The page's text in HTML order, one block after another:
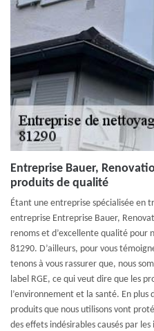
Entreprise Bauer,
produits de qualité
Étant une entreprise spécialisée
entreprise Entreprise Bauer,
renoms et d’excellente qualité pour
81290. D’ailleurs, pour vous
tenons à vous rassurer que, nous
label RGE, ce qui veut dire que les
l’environnement et la santé. En
produits que nous utilisons vont
des effets indésirables causés par